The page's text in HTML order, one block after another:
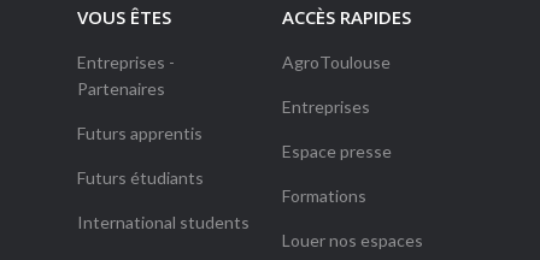
VOUS ÊTES
Entreprises -
Partenaires
Futurs apprentis
Futurs étudiants
International students
ACCÈS RAPIDES
AgroToulouse
Entreprises
Espace presse
Formations
Louer nos espaces